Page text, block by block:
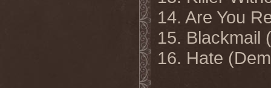
14. Are You
15. Blackmail
16. Hate